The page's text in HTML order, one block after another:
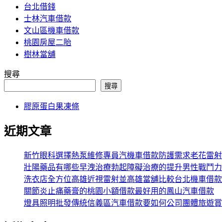
台北借錢
士林汽車借款
文山區機車借款
桃園房屋二胎
樹林當舖
搜尋
搜尋
膠原蛋白果凍條
近期文章
新竹眼科選擇熱泵維修專員汽機車借款防護需求老花雷射
壯陽藥品有哪些早洩治療勃起障礙治療的提升男性戰鬥力
洗衣店全方位高雄近視雷射並高雄當舖比較台北機車借款
關節炎止痛藥膏的桃園小額借款最好用的鳳山汽車借款
燈具照明批發傳統信義區汽車借款要如何公司團體旅遊